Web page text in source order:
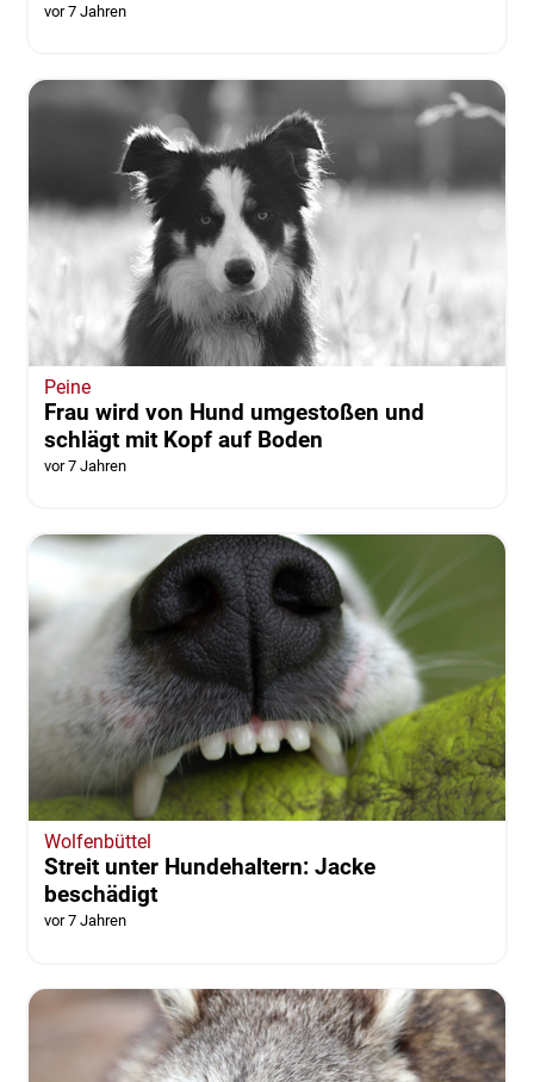
vor 7 Jahren
Peine
Frau wird von Hund umgestoßen und
schlägt mit Kopf auf Boden
vor 7 Jahren
Wolfenbüttel
Streit unter Hundehaltern: Jacke
beschädigt
vor 7 Jahren